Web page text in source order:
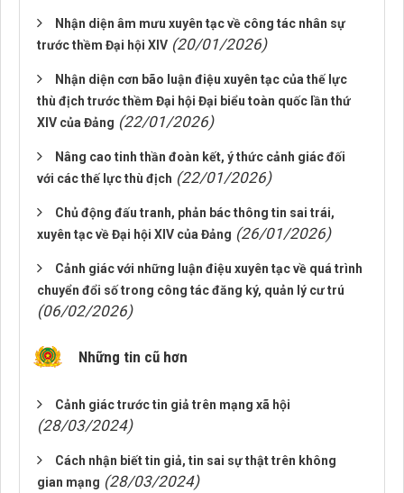
Nhận diện âm mưu xuyên tạc về công tác nhân sự
trước thềm Đại hội XIV (20/01/2026)
Nhận diện cơn bão luận điệu xuyên tạc của thế lực
thù địch trước thềm Đại hội Đại biểu toàn quốc lần thứ
XIV của Đảng (22/01/2026)
Nâng cao tinh thần đoàn kết, ý thức cảnh giác đối
với các thế lực thù địch (22/01/2026)
Chủ động đấu tranh, phản bác thông tin sai trái,
xuyên tạc về Đại hội XIV của Đảng (26/01/2026)
Cảnh giác với những luận điệu xuyên tạc về quá trình
chuyển đổi số trong công tác đăng ký, quản lý cư trú
(06/02/2026)
Những tin cũ hơn
Cảnh giác trước tin giả trên mạng xã hội
(28/03/2024)
Cách nhận biết tin giả, tin sai sự thật trên không
gian mạng (28/03/2024)